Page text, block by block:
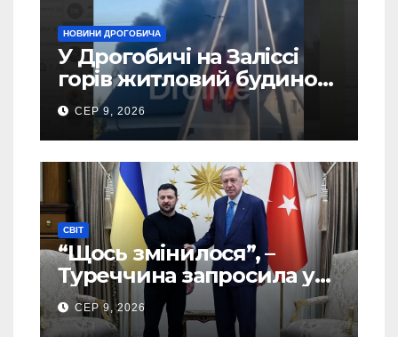
НОВИНИ ДРОГОБИЧА
У Дрогобичі на Заліссі
горів житловий будинок
(Відео)
СЕР 9, 2026
СВІТ
“Щось змінилося”, –
Туреччина запросила у
США дозвіл передати
Україні ATACMS та M270
СЕР 9, 2026